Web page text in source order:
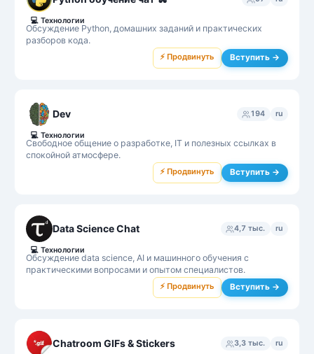
Обсуждение Python, домашних заданий и практических
разборов кода.
💻 Технологии
⚡ Продвинуть Вступить →
Dev 194 ru
Свободное общение о разработке, IT и полезных ссылках в
спокойной атмосфере.
💻 Технологии
⚡ Продвинуть Вступить →
Data Science Chat 4,7 тыс. ru
Обсуждение data science, AI и машинного обучения с
практическими вопросами и опытом специалистов.
💻 Технологии
⚡ Продвинуть Вступить →
Chatroom GIFs & Stickers 3,3 тыс. ru